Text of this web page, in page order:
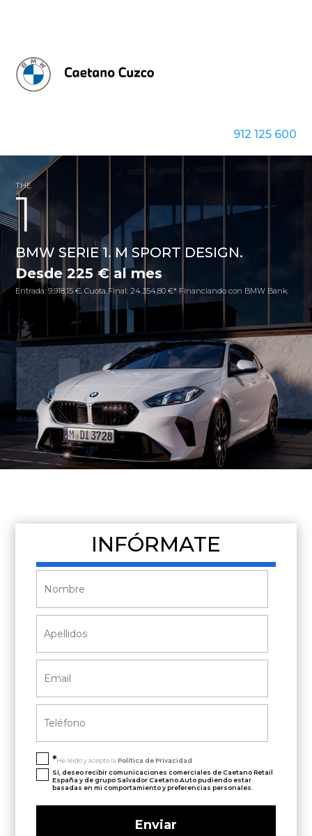
912 125 600
THE
1
BMW SERIE 1. M SPORT DESIGN.
Desde 225 € al mes
Entrada: 9.918,15 €. Cuota Final: 24.354,80 €* Financiando con BMW Bank.
INFÓRMATE
*He leído y acepto laPolítica de Privacidad
Sí, deseo recibir comunicaciones comerciales de Caetano Retail
España y de grupo Salvador Caetano Auto pudiendo estar
basadas en mi comportamiento y preferencias personales.